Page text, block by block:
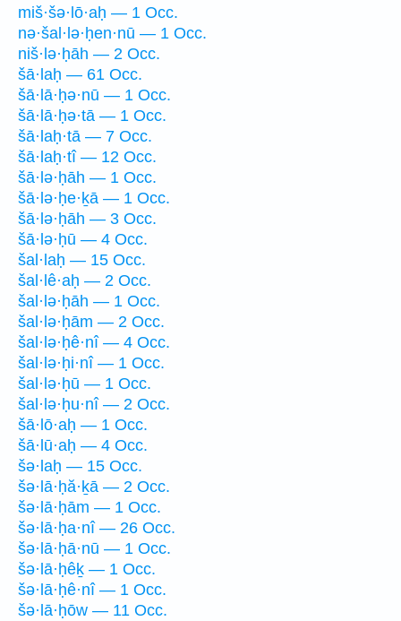
miš·šə·lō·aḥ — 1 Occ.
nə·šal·lə·ḥen·nū — 1 Occ.
niš·lə·ḥāh — 2 Occ.
šā·laḥ — 61 Occ.
šā·lā·ḥə·nū — 1 Occ.
šā·lā·ḥə·tā — 1 Occ.
šā·laḥ·tā — 7 Occ.
šā·laḥ·tî — 12 Occ.
šā·lə·ḥāh — 1 Occ.
šā·lə·ḥe·ḵā — 1 Occ.
šā·lə·ḥāh — 3 Occ.
šā·lə·ḥū — 4 Occ.
šal·laḥ — 15 Occ.
šal·lê·aḥ — 2 Occ.
šal·lə·ḥāh — 1 Occ.
šal·lə·ḥām — 2 Occ.
šal·lə·ḥê·nî — 4 Occ.
šal·lə·ḥi·nî — 1 Occ.
šal·lə·ḥū — 1 Occ.
šal·lə·ḥu·nî — 2 Occ.
šā·lō·aḥ — 1 Occ.
šā·lū·aḥ — 4 Occ.
šə·laḥ — 15 Occ.
šə·lā·ḥă·ḵā — 2 Occ.
šə·lā·ḥām — 1 Occ.
šə·lā·ḥa·nî — 26 Occ.
šə·lā·ḥā·nū — 1 Occ.
šə·lā·ḥêḵ — 1 Occ.
šə·lā·ḥê·nî — 1 Occ.
šə·lā·ḥōw — 11 Occ.